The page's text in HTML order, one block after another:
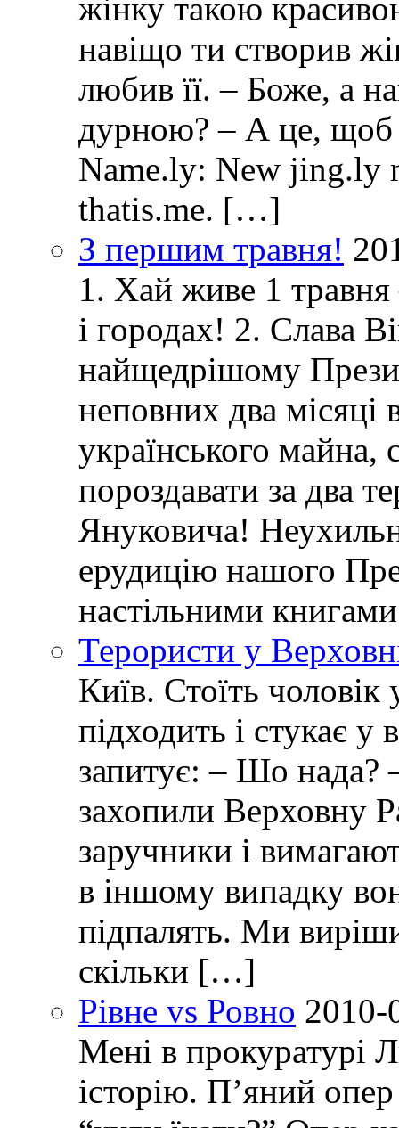
жінку такою
навіщо ти створив
любив її. – Боже, а
дурною? – А це, щоб
Name.ly: New jing.ly
thatis.me. […]
З першим травня!
1. Хай живе 1
і городах! 2. Слава
найщедрішому
неповних два місяці
українського майна,
пороздавати за два
Януковича!
ерудицію нашого
настільними
Терористи у
Київ. Стоїть чоловік
підходить і стукає у
запитує: – Шо нада?
захопили Верховну
заручники і
в іншому випадку
підпалять. Ми
скільки […]
Рівне vs Ровно 2010-
Мені в прокуратурі
історію. П’яний